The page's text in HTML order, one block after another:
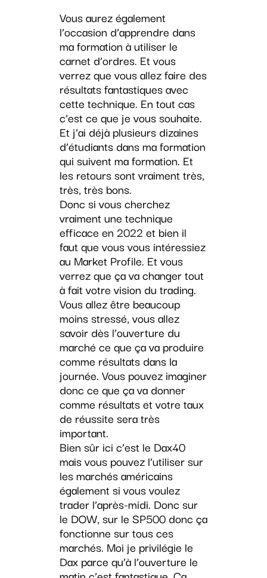
Vous aurez également
l’occasion d’apprendre dans
ma formation à utiliser le
carnet d’ordres. Et vous
verrez que vous allez faire des
résultats fantastiques avec
cette technique. En tout cas
c’est ce que je vous souhaite.
Et j’ai déjà plusieurs dizaines
d’étudiants dans ma formation
qui suivent ma formation. Et
les retours sont vraiment très,
très, très bons.
Donc si vous cherchez
vraiment une technique
efficace en 2022 et bien il
faut que vous vous intéressiez
au Market Profile. Et vous
verrez que ça va changer tout
à fait votre vision du trading.
Vous allez être beaucoup
moins stressé, vous allez
savoir dès l’ouverture du
marché ce que ça va produire
comme résultats dans la
journée. Vous pouvez imaginer
donc ce que ça va donner
comme résultats et votre taux
de réussite sera très
important.
Bien sûr ici c’est le Dax40
mais vous pouvez l’utiliser sur
les marchés américains
également si vous voulez
trader l’après-midi. Donc sur
le DOW, sur le SP500 donc ça
fonctionne sur tous ces
marchés. Moi je privilégie le
Dax parce qu’à l’ouverture le